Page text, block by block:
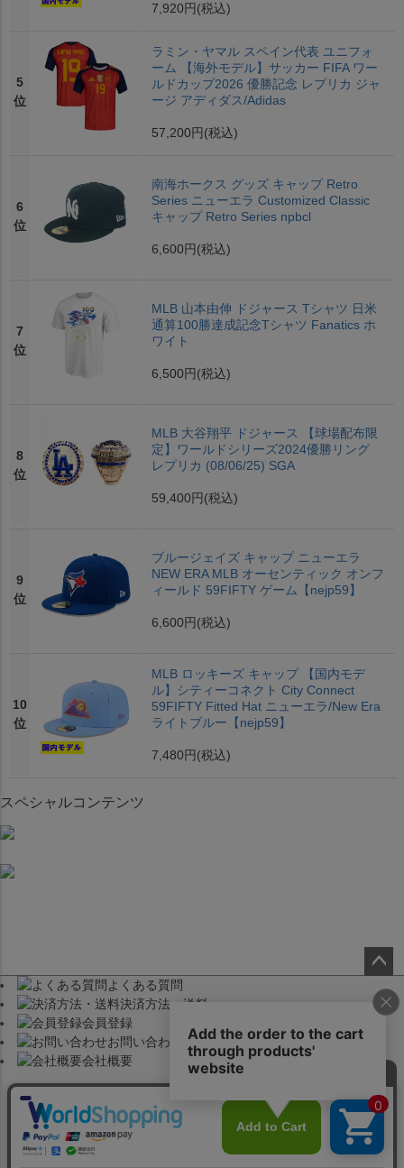
7,920円 (税込)
5
位
ラミン・ヤマル スペイン代表 ユニフォ
ーム 【海外モデル】サッカー FIFA ワー
ルドカップ2026 優勝記念 レプリカ ジャ
ージ アディダス/Adidas
57,200円 (税込)
6
位
南海ホークス グッズ キャップ Retro
Series ニューエラ Customized Classic
キャップ Retro Series npbcl
6,600円 (税込)
7
位
MLB 山本由伸 ドジャース Tシャツ 日米
通算100勝達成記念Tシャツ Fanatics ホ
ワイト
6,500円 (税込)
8
位
MLB 大谷翔平 ドジャース 【球場配布限
定】ワールドシリーズ2024優勝リング
レプリカ (08/06/25) SGA
59,400円 (税込)
9
位
ブルージェイズ キャップ ニューエラ
NEW ERA MLB オーセンティック オンフ
ィールド 59FIFTY ゲーム【nejp59】
6,600円 (税込)
10
位
MLB ロッキーズ キャップ 【国内モデ
ル】シティーコネクト City Connect
59FIFTY Fitted Hat ニューエラ/New Era
ライトブルー【nejp59】
7,480円 (税込)
スペシャルコンテンツ
ペー
ジト
よくある質問
決済方法・送料
会員登録
お問い合わせ
会社概要